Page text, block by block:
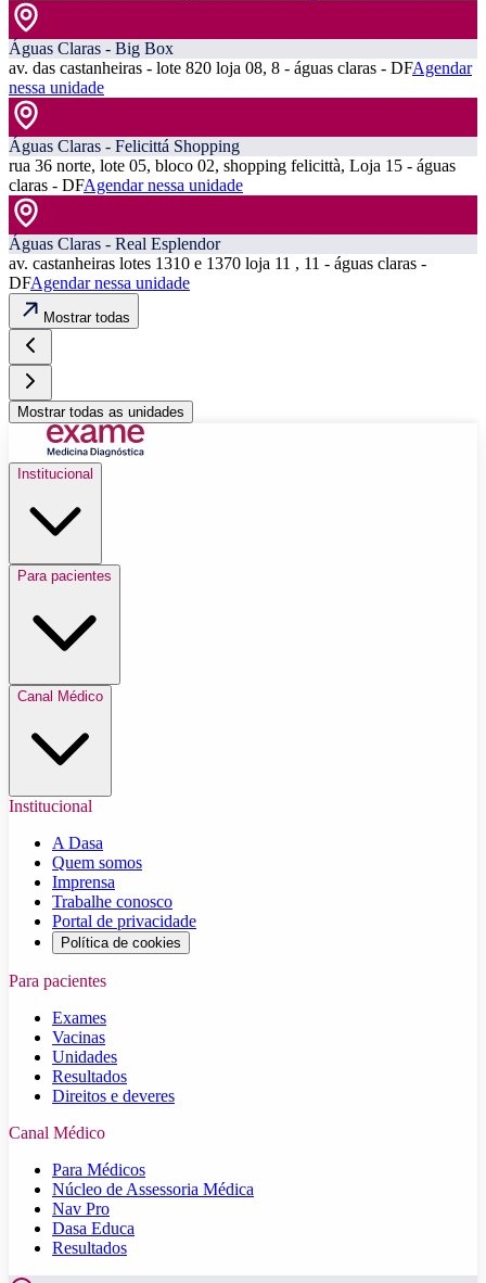
Águas Claras - Big Box
av. das castanheiras - lote 820 loja 08, 8 - águas claras - DFAgendar
nessa unidade
Águas Claras - Felicittá Shopping
rua 36 norte, lote 05, bloco 02, shopping felicittà, Loja 15 - águas
claras - DFAgendar nessa unidade
Águas Claras - Real Esplendor
av. castanheiras lotes 1310 e 1370 loja 11 , 11 - águas claras -
DFAgendar nessa unidade
Mostrar todas
Mostrar todas as unidades
Institucional
Para pacientes
Canal Médico
Institucional
A Dasa
Quem somos
Imprensa
Trabalhe conosco
Portal de privacidade
Política de cookies
Para pacientes
Exames
Vacinas
Unidades
Resultados
Direitos e deveres
Canal Médico
Para Médicos
Núcleo de Assessoria Médica
Nav Pro
Dasa Educa
Resultados